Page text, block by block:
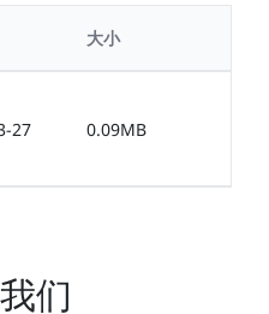
大小
27 0.09MB
们